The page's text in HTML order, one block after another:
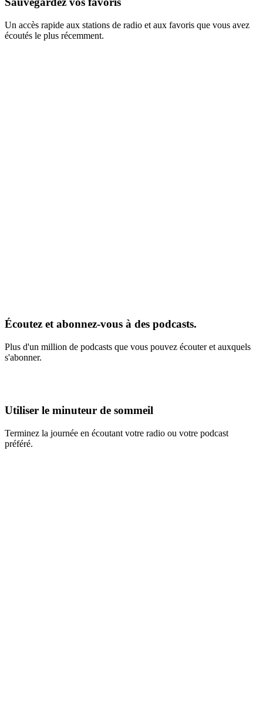
Un accès rapide aux stations de radio et aux favoris que vous avez
écoutés le plus récemment.
Écoutez et abonnez-vous à des podcasts.
Plus d'un million de podcasts que vous pouvez écouter et auxquels
s'abonner.
Utiliser le minuteur de sommeil
Terminez la journée en écoutant votre radio ou votre podcast
préféré.